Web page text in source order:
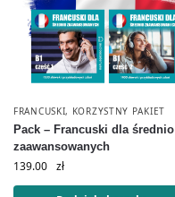
FRANCUSKI, KORZYSTNY PAKIET
Pack – Francuski dla średnio
zaawansowanych
139.00 zł